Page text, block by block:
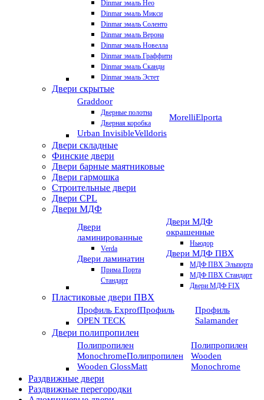
Dinmar эмаль Нео
Dinmar эмаль Микси
Dinmar эмаль Соленто
Dinmar эмаль Верона
Dinmar эмаль Новелла
Dinmar эмаль Граффити
Dinmar эмаль Сканди
Dinmar эмаль Эстет
Двери скрытые
Graddoor
Дверные полотна
Дверная коробка
Urban InvisibleVelldoris
MorelliElporta
Двери складные
Финские двери
Двери барные маятниковые
Двери гармошка
Строительные двери
Двери CРL
Двери МДФ
Двери
ламинированные
Verda
Двери ламинатин
Прима Порта
Стандарт
Двери МДФ
окрашенные
Ньюдор
Двери МДФ ПВХ
МДФ ПВХ Эльпорта
МДФ ПВХ Стандарт
Двери МДФ FIX
Пластиковые двери ПВХ
Профиль ExprofПрофиль
OPEN TECK
Профиль
Salamander
Двери полипропилен
Полипропилен
MonochromeПолипропилен
Wooden GlossMatt
Полипропилен
Wooden
Monochrome
Раздвижные двери
Раздвижные перегородки